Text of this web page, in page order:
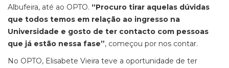
Albufeira, até ao OPTO. “Procuro tirar aquelas dúvidas
que todos temos em relação ao ingresso na
Universidade e gosto de ter contacto com pessoas
que já estão nessa fase”, começou por nos contar.
No OPTO, Elisabete Vieira teve a oportunidade de ter